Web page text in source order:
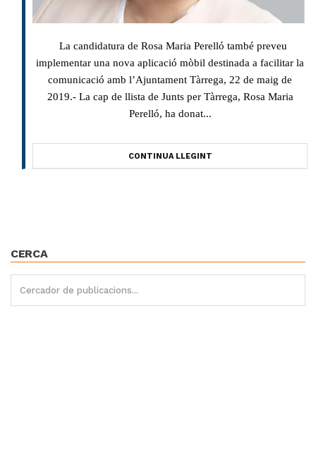
La candidatura de Rosa Maria Perelló també preveu
implementar una nova aplicació mòbil destinada a facilitar la
comunicació amb l’Ajuntament Tàrrega, 22 de maig de
2019.- La cap de llista de Junts per Tàrrega, Rosa Maria
Perelló, ha donat...
CONTINUA LLEGINT
CERCA